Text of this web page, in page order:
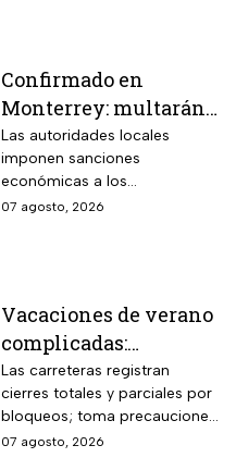
Confirmado en
Monterrey: multarán
a conductores que
superen este límite de
velocidad en zonas
escolares
Las autoridades locales
imponen sanciones
económicas a los
automovilistas que rebasen la
07 agosto, 2026
Vacaciones de verano
complicadas:
Carreteras cerradas
por bloqueos y fuertes
accidentes hoy
viernes 7 de agosto
Las carreteras registran
cierres totales y parciales por
bloqueos; toma precauciones
si viajas en estas vacaciones
07 agosto, 2026